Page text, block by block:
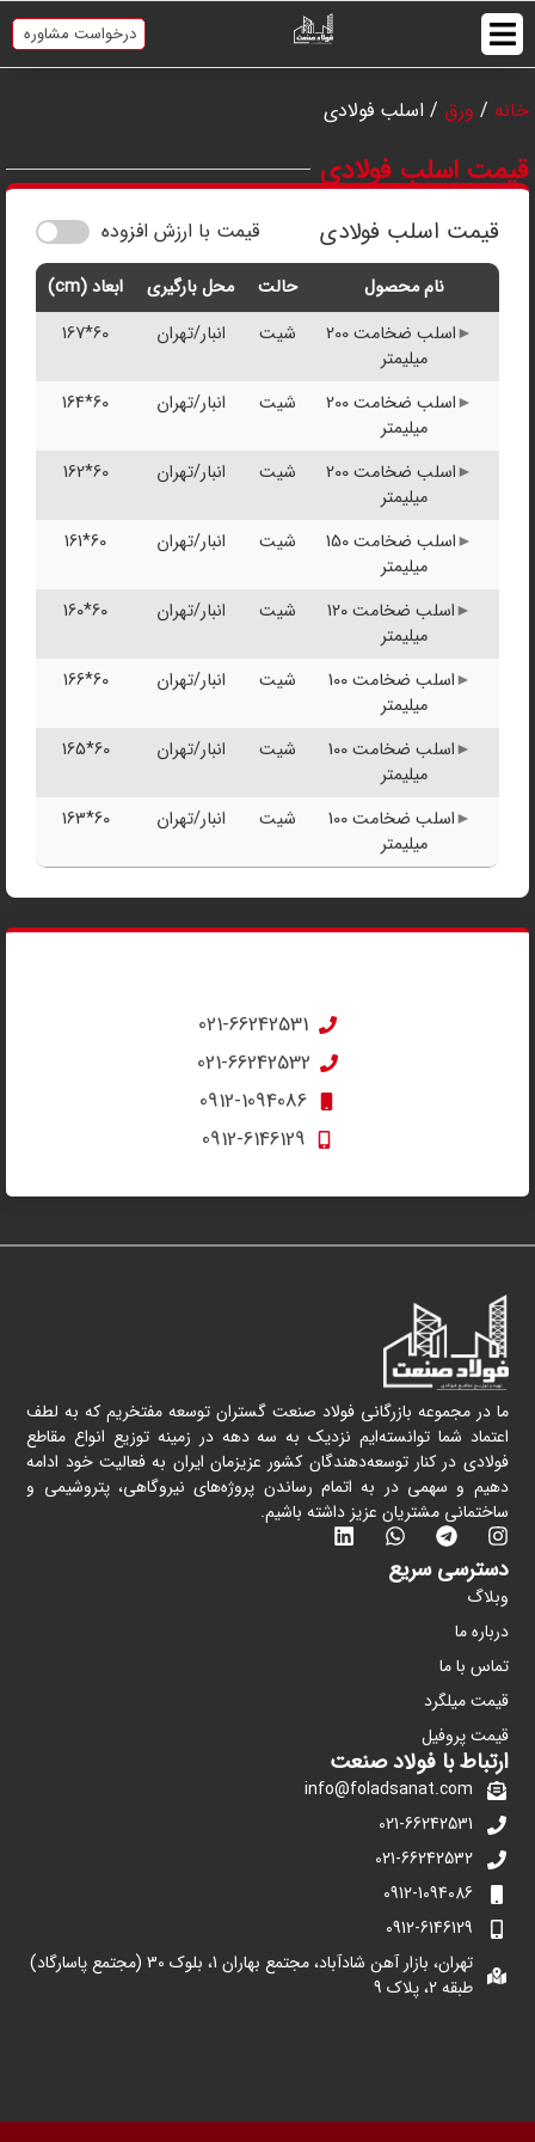
درخواست مشاوره
خانه / ورق / اسلب فولادی
021-66242531
021-66242532
0912-1094086
0912-6146129
قیمت اسلب فولادی
قیمت اسلب فولادی قیمت با ارزش افزوده
نام محصول حالت محل بارگیری
ابعاد (cm)
اسلب ضخامت 200
میلیمتر
شیت انبار/تهران 60*167
اسلب ضخامت 200
میلیمتر
شیت انبار/تهران 60*164
اسلب ضخامت 200
میلیمتر
شیت انبار/تهران 60*162
اسلب ضخامت 150
میلیمتر
شیت انبار/تهران 60*161
اسلب ضخامت 120
میلیمتر
شیت انبار/تهران 60*160
اسلب ضخامت 100
میلیمتر
شیت انبار/تهران 60*166
اسلب ضخامت 100
میلیمتر
شیت انبار/تهران 60*165
اسلب ضخامت 100
میلیمتر
شیت انبار/تهران 60*163
ما در مجموعه بازرگانی فولاد صنعت گستران توسعه مفتخریم که به لطف
اعتماد شما توانسته‌ایم نزدیک به سه دهه در زمینه توزیع انواع مقاطع
فولادی در کنار توسعه‌دهندگان کشور عزیزمان ایران به فعالیت خود ادامه
دهیم و سهمی در به اتمام رساندن پروژه‌های نیروگاهی، پتروشیمی و
ساختمانی مشتریان عزیز داشته باشیم.
دسترسی سریع
وبلاگ
درباره ما
تماس با ما
قیمت میلگرد
قیمت پروفیل
ارتباط با فولاد صنعت
info@foladsanat.com
021-66242531
021-66242532
0912-1094086
0912-6146129
تهران، بازار آهن شادآباد، مجتمع بهاران 1، بلوک 30 (مجتمع پاسارگاد)
طبقه 2، پلاک 9